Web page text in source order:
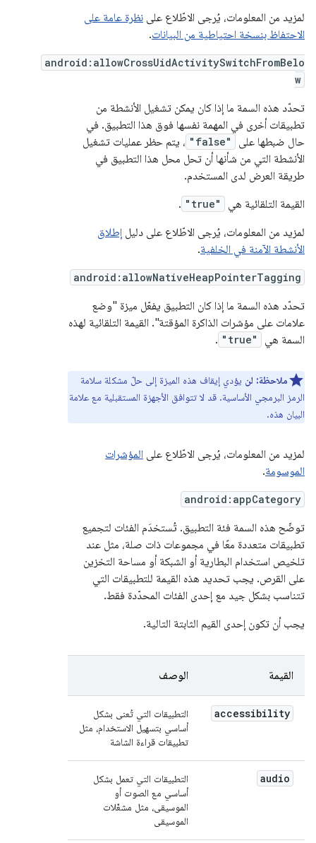
لمزيد من المعلومات، يُرجى الاطّلاع على نظرة عامة على
الاحتفاظ بنسخة احتياطية من البيانات.
android:allowCrossUidActivitySwitchFromBelo
w
تحدّد هذه السمة ما إذا كان يمكن تشغيل الأنشطة من
تطبيقات أخرى في المهمة نفسها فوق هذا التطبيق. في
حال ضبطها على
"false" ، يتم حظر عمليات تشغيل
الأنشطة التي من شأنها أن تحل محل هذا التطبيق في
طريقة العرض لدى المستخدم.
القيمة التلقائية هي
"true"
.
لمزيد من المعلومات، يُرجى الاطّلاع على دليل إطلاق
الأنشطة الآمنة في الخلفية.
android:allowNativeHeapPointerTagging
تحدّد هذه السمة ما إذا كان التطبيق يفعّل ميزة "وضع
علامات على مؤشرات الذاكرة المؤقتة". القيمة التلقائية لهذه
السمة هي
"true"
.
ملاحظة: لن يؤدي إيقاف هذه الميزة إلى حلّ مشكلة سلامة
الرمز البرمجي الأساسية. قد لا تتوافق الأجهزة المستقبلية مع علامة
البيان هذه.
لمزيد من المعلومات، يُرجى الاطّلاع على المؤشرات
الموسومة.
android:appCategory
توضّح هذه السمة فئة التطبيق. تُستخدَم الفئات لتجميع
تطبيقات متعددة معًا في مجموعات ذات صلة، مثل عند
تلخيص استخدام البطارية أو الشبكة أو مساحة التخزين
على القرص. يجب تحديد هذه القيمة للتطبيقات التي
تتناسب بشكل جيد مع إحدى الفئات المحدّدة فقط.
يجب أن تكون إحدى القيم الثابتة التالية.
القيمة الوصف
accessibility
التطبيقات التي تُعنى بشكل
أساسي بتسهيل الاستخدام، مثل
تطبيقات قراءة الشاشة
audio
التطبيقات التي تعمل بشكل
أساسي مع الصوت أو
الموسيقى، مثل مشغّلات
الموسيقى